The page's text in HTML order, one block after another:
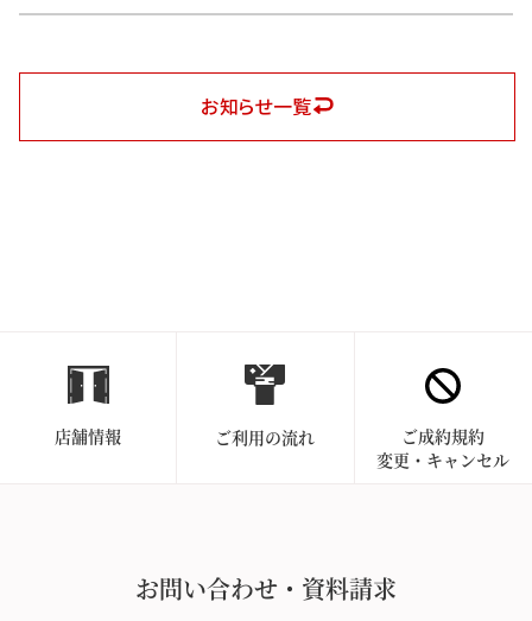
お知らせ一覧
店舗情報 ご利用の流れ
ご成約規約
変更・キャンセル
お問い合わせ・資料請求